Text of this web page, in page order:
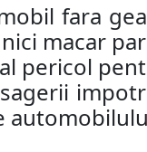
fara
macar
pericol